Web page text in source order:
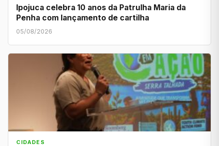
Ipojuca celebra 10 anos da Patrulha Maria da
Penha com lançamento de cartilha
05/08/2026
CIDADES